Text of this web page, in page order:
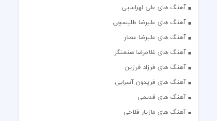
آهنگ های علی لهراسبی
آهنگ های علیرضا طلیسچی
آهنگ های علیرضا عصار
آهنگ های غلامرضا صنعتگر
آهنگ های فرزاد فرزین
آهنگ های فریدون آسرایی
آهنگ های قدیمی
آهنگ های مازیار فلاحی